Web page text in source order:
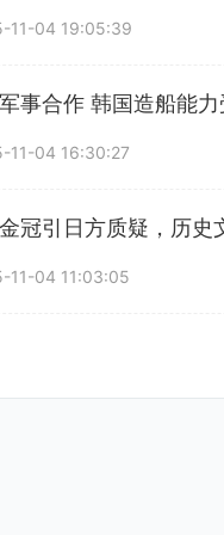
11-04 19:05:39
事合作 韩国造船能力
11-04 16:30:27
冠引日方质疑，历史
11-04 11:03:05